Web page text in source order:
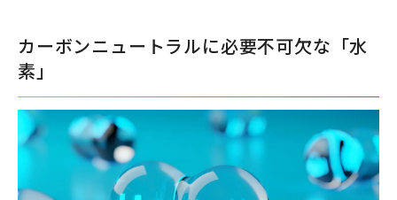
カーボンニュートラルに必要不可欠な「水
素」